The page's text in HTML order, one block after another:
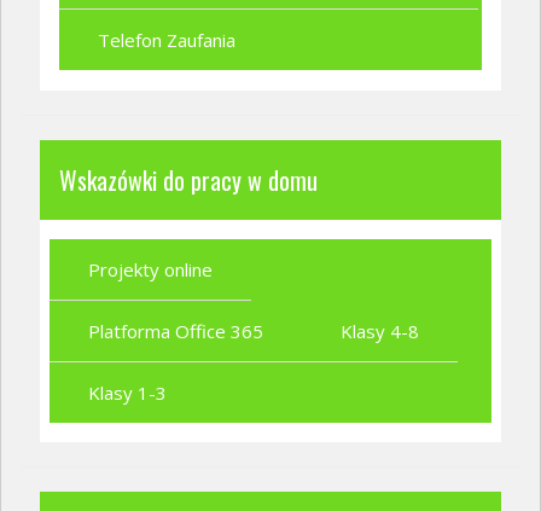
Telefon Zaufania
Wskazówki do pracy w domu
Projekty online
Platforma Office 365 Klasy 4-8
Klasy 1-3